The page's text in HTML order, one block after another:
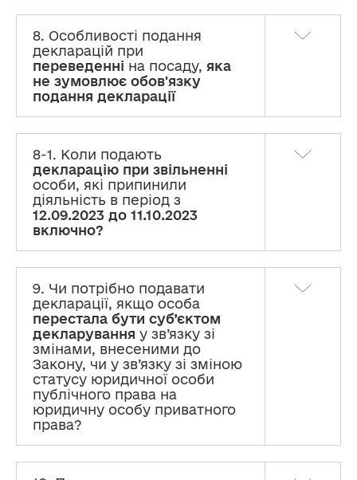
8. Особливості подання
декларацій при
переведенні на посаду, яка
не зумовлює обов'язку
подання декларації
8-1. Коли подають
декларацію при звільненні
особи, які припинили
діяльність в період з
12.09.2023 до 11.10.2023
включно?
9. Чи потрібно подавати
декларації, якщо особа
перестала бути суб’єктом
декларування у зв’язку зі
змінами, внесеними до
Закону, чи у зв’язку зі зміною
статусу юридичної особи
публічного права на
юридичну особу приватного
права?